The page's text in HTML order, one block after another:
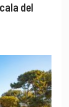
del